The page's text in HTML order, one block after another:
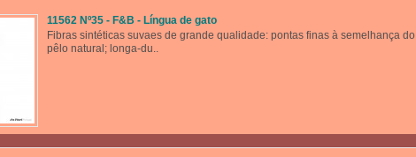
11562 Nº35 - F&B - Língua de gato
Fibras sintéticas suvaes de grande qualidade: pontas finas à semelhança do
pêlo natural; longa-du..